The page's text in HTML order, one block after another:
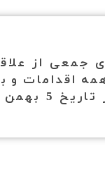
جمعی از
اقدامات و